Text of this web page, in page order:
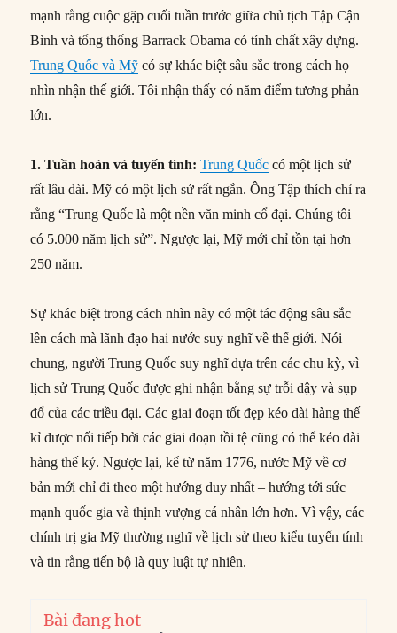
mạnh rằng cuộc gặp cuối tuần trước giữa chủ tịch Tập Cận
Bình và tổng thống Barrack Obama có tính chất xây dựng.
Trung Quốc và Mỹ có sự khác biệt sâu sắc trong cách họ
nhìn nhận thế giới. Tôi nhận thấy có năm điểm tương phản
lớn.
1. Tuần hoàn và tuyến tính: Trung Quốc có một lịch sử
rất lâu dài. Mỹ có một lịch sử rất ngắn. Ông Tập thích chỉ ra
rằng “Trung Quốc là một nền văn minh cổ đại. Chúng tôi
có 5.000 năm lịch sử”. Ngược lại, Mỹ mới chỉ tồn tại hơn
250 năm.
Sự khác biệt trong cách nhìn này có một tác động sâu sắc
lên cách mà lãnh đạo hai nước suy nghĩ về thế giới. Nói
chung, người Trung Quốc suy nghĩ dựa trên các chu kỳ, vì
lịch sử Trung Quốc được ghi nhận bằng sự trỗi dậy và sụp
đổ của các triều đại. Các giai đoạn tốt đẹp kéo dài hàng thế
kỉ được nối tiếp bởi các giai đoạn tồi tệ cũng có thể kéo dài
hàng thế kỷ. Ngược lại, kể từ năm 1776, nước Mỹ về cơ
bản mới chỉ đi theo một hướng duy nhất – hướng tới sức
mạnh quốc gia và thịnh vượng cá nhân lớn hơn. Vì vậy, các
chính trị gia Mỹ thường nghĩ về lịch sử theo kiểu tuyến tính
và tin rằng tiến bộ là quy luật tự nhiên.
Bài đang hot